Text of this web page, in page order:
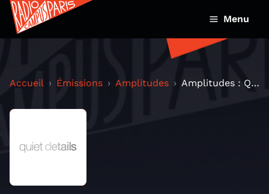
Menu
Accueil Émissions Amplitudes Amplitudes : Quiet Details